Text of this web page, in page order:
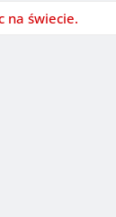
na świecie.